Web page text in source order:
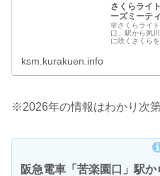
さくらライ
ーズミーテ
🌸さくらライ
口」駅から夙
に咲くさくら
ksm.kurakuen.info
※2026年の情報はわかり次
阪急電車「苦楽園口」駅